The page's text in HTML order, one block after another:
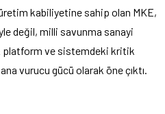
kabiliyetine sahip olan MKE,
değil, milli savunma sanayi
platform ve sistemdeki kritik
vurucu gücü olarak öne çıktı.